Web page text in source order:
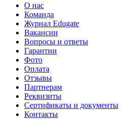
О нас
Команда
Журнал Edugate
Вакансии
Вопросы и ответы
Гарантии
Фото
Оплата
Отзывы
Партнерам
Реквизиты
Сертификаты и документы
Контакты